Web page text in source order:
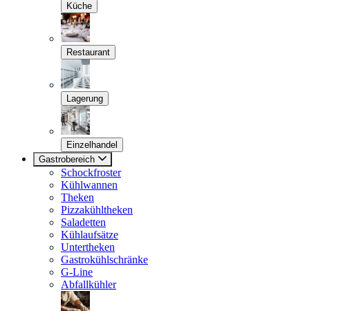
Küche
Restaurant
Lagerung
Einzelhandel
Gastrobereich
Schockfroster
Kühlwannen
Theken
Pizzakühltheken
Saladetten
Kühlaufsätze
Untertheken
Gastrokühlschränke
G-Line
Abfallkühler